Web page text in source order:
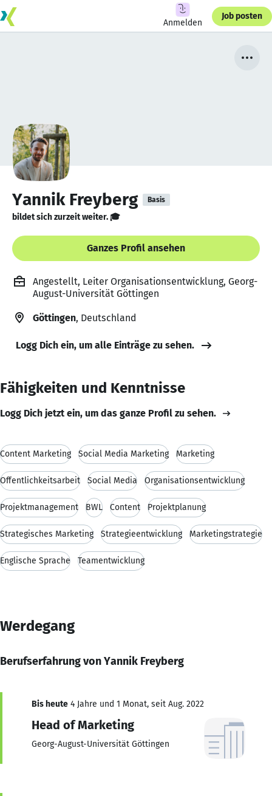
Anmelden
Job posten
Yannik Freyberg Basis
bildet sich zurzeit weiter. 🎓
Ganzes Profil ansehen
Angestellt, Leiter Organisationsentwicklung, Georg-
August-Universität Göttingen
Göttingen, Deutschland
Logg Dich ein, um alle Einträge zu sehen.
Fähigkeiten und Kenntnisse
Logg Dich jetzt ein, um das ganze Profil zu sehen.
Content Marketing Social Media Marketing Marketing
Öffentlichkeitsarbeit Social Media Organisationsentwicklung
Projektmanagement BWL Content Projektplanung
Strategisches Marketing Strategieentwicklung Marketingstrategie
Englische Sprache Teamentwicklung
Werdegang
Berufserfahrung von Yannik Freyberg
Bis heute 4 Jahre und 1 Monat, seit Aug. 2022
Head of Marketing
Georg-August-Universität Göttingen